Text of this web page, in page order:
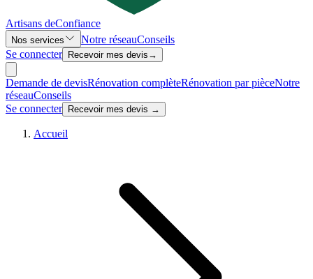
Artisans deConfiance
Nos services Notre réseauConseils
Se connecter
Recevoir mes devis →
Demande de devisRénovation complèteRénovation par pièceNotre
réseauConseils
Se connecter
Recevoir mes devis →
Accueil